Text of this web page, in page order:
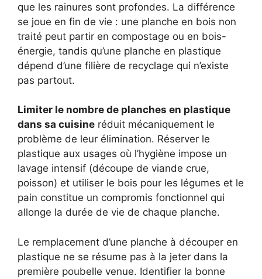
que les rainures sont profondes. La différence
se joue en fin de vie : une planche en bois non
traité peut partir en compostage ou en bois-
énergie, tandis qu’une planche en plastique
dépend d’une filière de recyclage qui n’existe
pas partout.
Limiter le nombre de planches en plastique
dans sa cuisine réduit mécaniquement le
problème de leur élimination. Réserver le
plastique aux usages où l’hygiène impose un
lavage intensif (découpe de viande crue,
poisson) et utiliser le bois pour les légumes et le
pain constitue un compromis fonctionnel qui
allonge la durée de vie de chaque planche.
Le remplacement d’une planche à découper en
plastique ne se résume pas à la jeter dans la
première poubelle venue. Identifier la bonne